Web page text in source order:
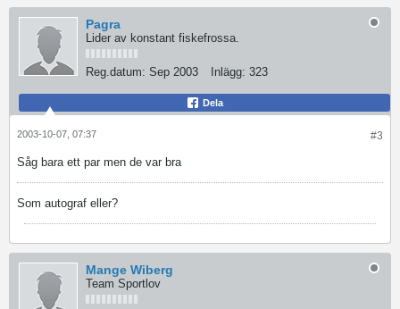
Pagra
Lider av konstant fiskefrossa.
Reg.datum: Sep 2003 Inlägg: 323
Dela
#3
2003-10-07, 07:37
Såg bara ett par men de var bra
Som autograf eller?
Mange Wiberg
Team Sportlov